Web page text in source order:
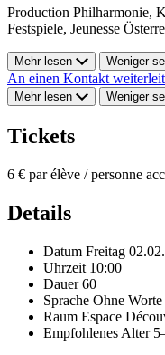
Production Philharmonie,
Festspiele, Jeunesse
Mehr lesen Weniger
An einen Kontakt
Mehr lesen Weniger
Tickets
6 € par élève / personne
Details
Datum Freitag
Uhrzeit 10:00
Dauer 60
Sprache Ohne Worte
Raum Espace
Empfohlenes Alter